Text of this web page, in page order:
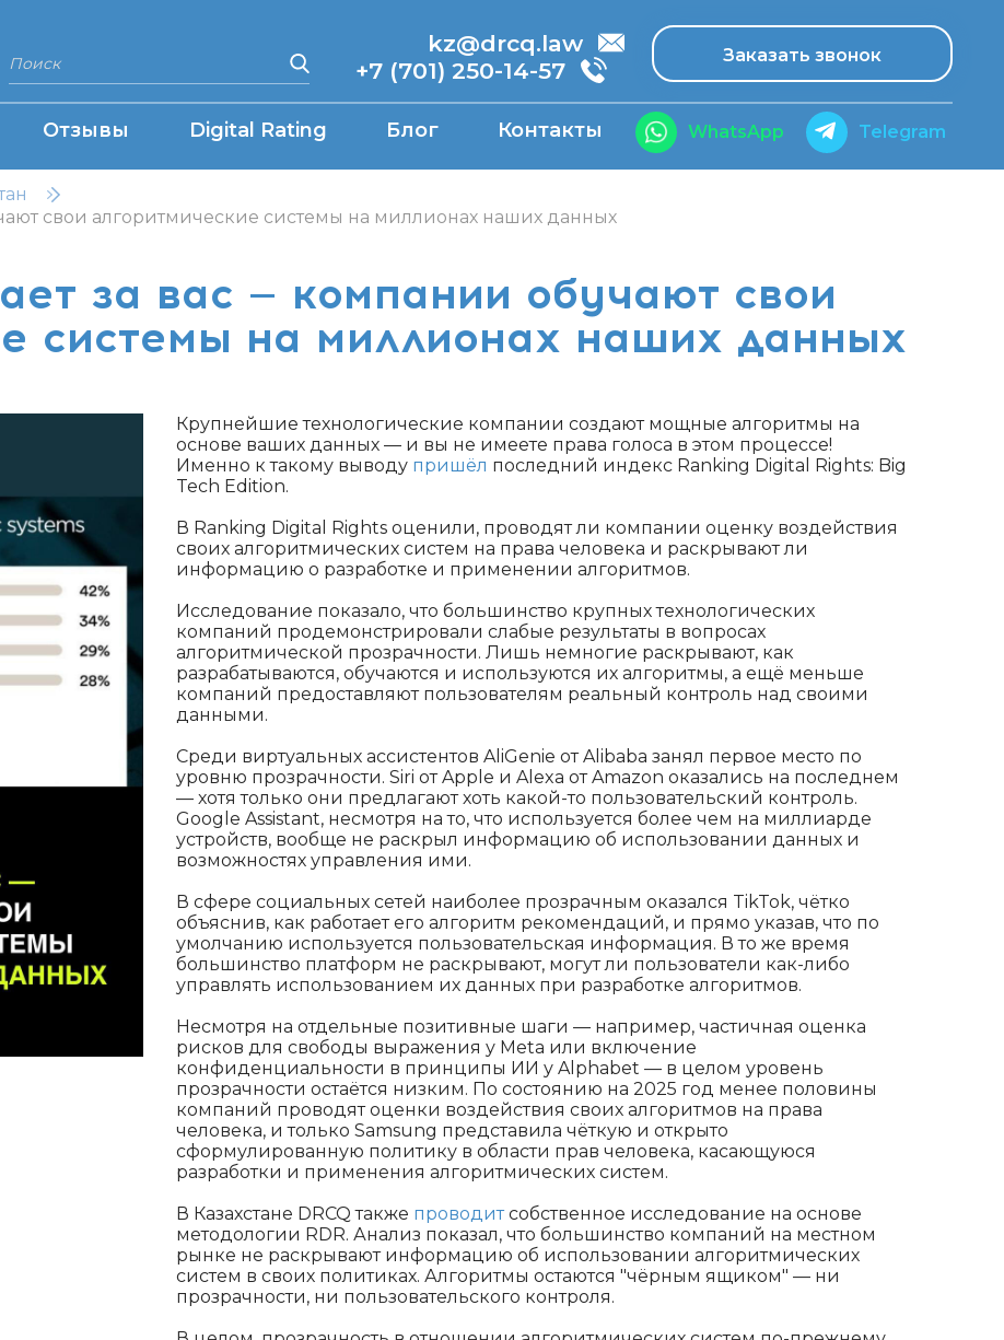
kz@drcq.law
+7 (701) 250-14-57
Заказать звонок
Отзывы Digital Rating Блог Контакты WhatsApp Telegram
свои алгоритмические системы на миллионах наших данных
за вас — компании обучают свои
системы на миллионах наших данных
Крупнейшие технологические компании создают мощные алгоритмы на
основе ваших данных — и вы не имеете права голоса в этом процессе!
Именно к такому выводу пришёл последний индекс Ranking Digital Rights: Big
Tech Edition.
В Ranking Digital Rights оценили, проводят ли компании оценку воздействия
своих алгоритмических систем на права человека и раскрывают ли
информацию о разработке и применении алгоритмов.
Исследование показало, что большинство крупных технологических
компаний продемонстрировали слабые результаты в вопросах
алгоритмической прозрачности. Лишь немногие раскрывают, как
разрабатываются, обучаются и используются их алгоритмы, а ещё меньше
компаний предоставляют пользователям реальный контроль над своими
данными.
Среди виртуальных ассистентов AliGenie от Alibaba занял первое место по
уровню прозрачности. Siri от Apple и Alexa от Amazon оказались на последнем
— хотя только они предлагают хоть какой-то пользовательский контроль.
Google Assistant, несмотря на то, что используется более чем на миллиарде
устройств, вообще не раскрыл информацию об использовании данных и
возможностях управления ими.
В сфере социальных сетей наиболее прозрачным оказался TikTok, чётко
объяснив, как работает его алгоритм рекомендаций, и прямо указав, что по
умолчанию используется пользовательская информация. В то же время
большинство платформ не раскрывают, могут ли пользователи как-либо
управлять использованием их данных при разработке алгоритмов.
Несмотря на отдельные позитивные шаги — например, частичная оценка
рисков для свободы выражения у Meta или включение
конфиденциальности в принципы ИИ у Alphabet — в целом уровень
прозрачности остаётся низким. По состоянию на 2025 год менее половины
компаний проводят оценки воздействия своих алгоритмов на права
человека, и только Samsung представила чёткую и открыто
сформулированную политику в области прав человека, касающуюся
разработки и применения алгоритмических систем.
В Казахстане DRCQ также проводитсобственное исследование на основе
методологии RDR. Анализ показал, что большинство компаний на местном
рынке не раскрывают информацию об использовании алгоритмических
систем в своих политиках. Алгоритмы остаются "чёрным ящиком" — ни
прозрачности, ни пользовательского контроля.